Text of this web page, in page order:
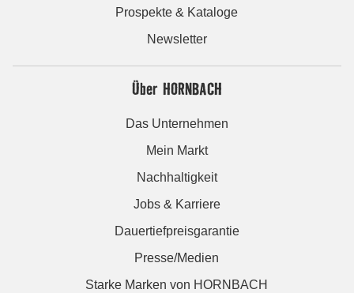
Prospekte & Kataloge
Newsletter
Über HORNBACH
Das Unternehmen
Mein Markt
Nachhaltigkeit
Jobs & Karriere
Dauertiefpreisgarantie
Presse/Medien
Starke Marken von HORNBACH